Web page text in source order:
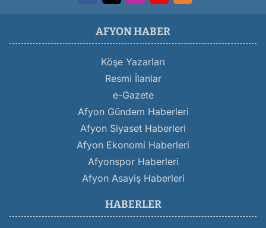
AFYON HABER
Köşe Yazarları
Resmi İlanlar
e-Gazete
Afyon Gündem Haberleri
Afyon Siyaset Haberleri
Afyon Ekonomi Haberleri
Afyonspor Haberleri
Afyon Asayiş Haberleri
HABERLER